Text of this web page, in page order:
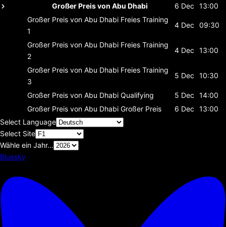
Großer Preis von Abu Dhabi 6 Dec
13:00
Großer Preis von Abu Dhabi Freies Training
1
4 Dec 09:30
Großer Preis von Abu Dhabi Freies Training
2
4 Dec 13:00
Großer Preis von Abu Dhabi Freies Training
3
5 Dec 10:30
Großer Preis von Abu Dhabi Qualifying 5 Dec
14:00
Großer Preis von Abu Dhabi Großer Preis 6 Dec
13:00
Select Language
Select Site
Wähle ein Jahr...
Bluesky